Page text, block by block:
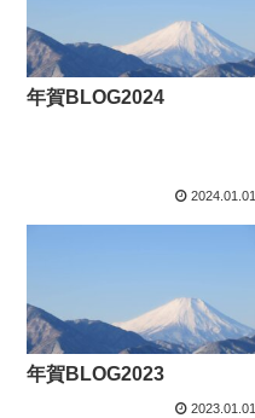
年賀BLOG2024
2024.01.01
年賀BLOG2023
2023.01.01